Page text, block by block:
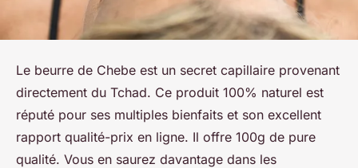
Le beurre de Chebe est un secret capillaire provenant
directement du Tchad. Ce produit 100% naturel est
réputé pour ses multiples bienfaits et son excellent
rapport qualité-prix en ligne. Il offre 100g de pure
qualité. Vous en saurez davantage dans les